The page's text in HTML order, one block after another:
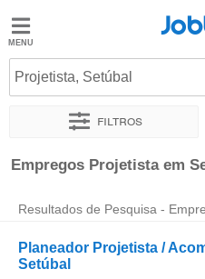
Jobted
Empregos
Salários
Projetista, Setúbal
Filtros
Ordenar por Localidade exata
Empregos Projetista em
Resultados de Pesquisa -
Planeador Projetista /
Setúbal